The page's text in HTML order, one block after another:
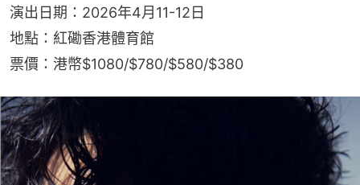
演出日期：2026年4月11-12日
地點：紅磡香港體育館
票價：港幣$1080/$780/$580/$380